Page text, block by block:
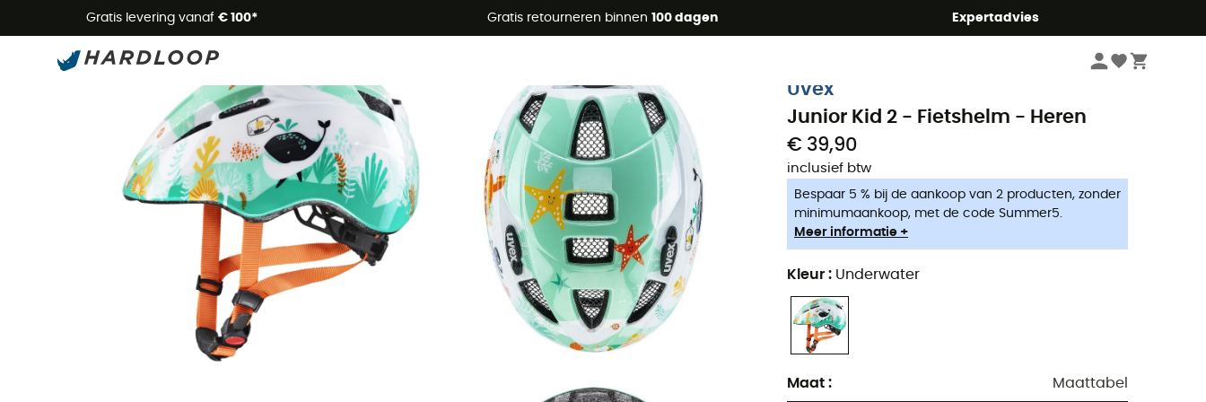
Gratis levering vanaf € 100* Gratis retourneren binnen 100 dagen Expertadvies
Zomeraanbiedingen 🔥 -5% EXTRA vanaf 2 producten* met code Summer5
Uvex
Junior Kid 2 - Fietshelm - Heren
€ 39,90
inclusief btw
Bespaar 5 % bij de aankoop van 2 producten, zonder
minimumaankoop, met de code Summer5.
Meer informatie +
Kleur : Underwater
Maat : Maattabel